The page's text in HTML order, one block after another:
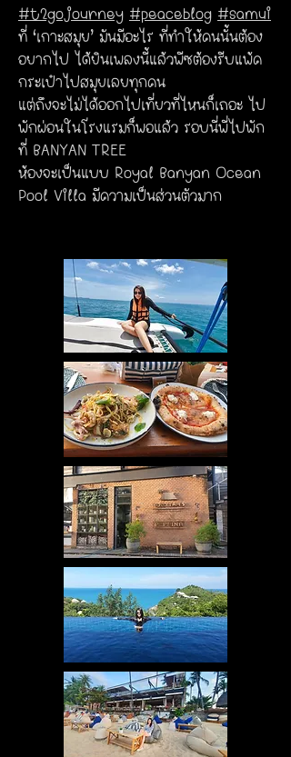
#t2gojourney #peaceblog #samui
ที่ ‘เกาะสมุย’ มันมีอะไร ที่ทำให้คนนั้นต้อง
อยากไป ได้ยินเพลงนี้แล้วพีซต้องรีบแพ้ค
กระเป๋าไปสมุยเลยทุกคน
แต่ถึงจะไม่ได้ออกไปเที่ยวที่ไหนก็เถอะ ไป
พักผ่อนในโรงแรมก็พอแล้ว รอบนี่พี่ไปพัก
ที่ BANYAN TREE
ห้องจะเป็นแบบ Royal Banyan Ocean
Pool Villa มีความเป็นส่วนตัวมาก